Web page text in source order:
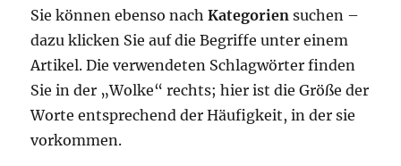
Sie können ebenso nachKategorien suchen –
dazu klicken Sie auf die Begriffe unter einem
Artikel. Die verwendeten Schlagwörter finden
Sie in der „Wolke“ rechts; hier ist die Größe der
Worte entsprechend der Häufigkeit, in der sie
vorkommen.